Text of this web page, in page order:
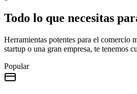
Todo lo que necesitas
Herramientas potentes para el comercio
startup o una gran empresa, te tenemos
Popular